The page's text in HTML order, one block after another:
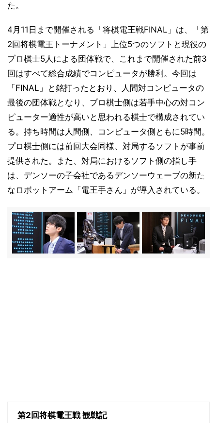
た。
4月11日まで開催される「将棋電王戦FINAL」は、「第
2回将棋電王トーナメント」上位5つのソフトと現役の
プロ棋士5人による団体戦で、これまで開催された前3
回はすべて総合成績でコンピュータが勝利。今回は
「FINAL」と銘打ったとおり、人間対コンピュータの
最後の団体戦となり、プロ棋士側は若手中心の対コン
ピューター適性が高いと思われる棋士で構成されてい
る。持ち時間は人間側、コンピュータ側ともに5時間。
プロ棋士側には前回大会同様、対局するソフトが事前
提供された。また、対局におけるソフト側の指し手
は、デンソーの子会社であるデンソーウェーブの新た
なロボットアーム「電王手さん」が導入されている。
第2回将棋電王戦 観戦記